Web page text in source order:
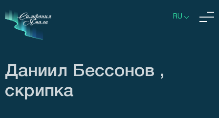
RU
Даниил Бессонов ,
скрипка